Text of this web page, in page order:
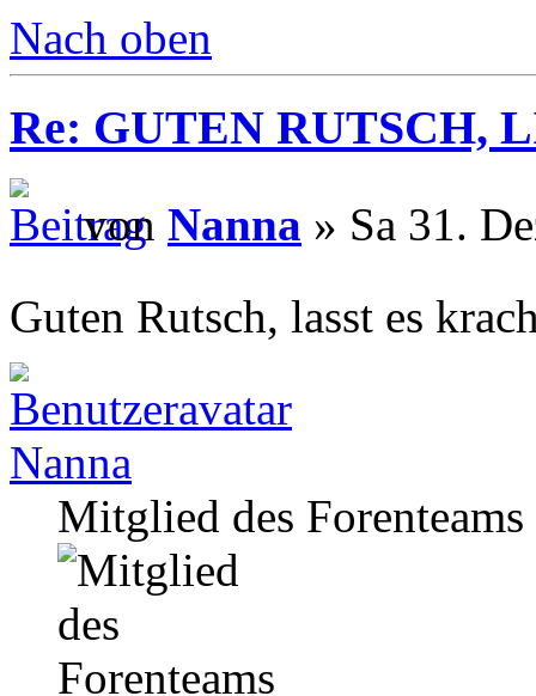
Nach oben
Re: GUTEN RUTSCH,
von Nanna » Sa 31.
Guten Rutsch, lasst es
Nanna
Mitglied des Forenteams